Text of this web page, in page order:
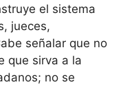
el sistema
jueces,
señalar que no
que sirva a la
no se